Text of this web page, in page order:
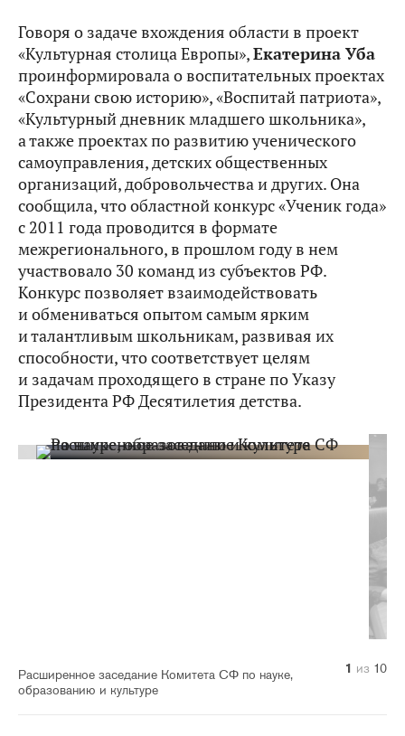
Говоря о задаче вхождения области в проект
«Культурная столица Европы»,Екатерина Уба
проинформировала о воспитательных проектах
«Сохрани свою историю», «Воспитай патриота»,
«Культурный дневник младшего школьника»,
а также проектах по развитию ученического
самоуправления, детских общественных
организаций, добровольчества и других. Она
сообщила, что областной конкурс «Ученик года»
с 2011 года проводится в формате
межрегионального, в прошлом году в нем
участвовало 30 команд из субъектов РФ.
Конкурс позволяет взаимодействовать
и обмениваться опытом самым ярким
и талантливым школьникам, развивая их
способности, что соответствует целям
и задачам проходящего в стране по Указу
Президента РФ Десятилетия детства.
Расширенное заседание Комитета СФ по науке,
образованию и культуре
1 из 10
2 из 10
3 из 10
4 из 10
5 из 10
6 из 10
7 из 10
8 из 10
9 из 10
10 из 10